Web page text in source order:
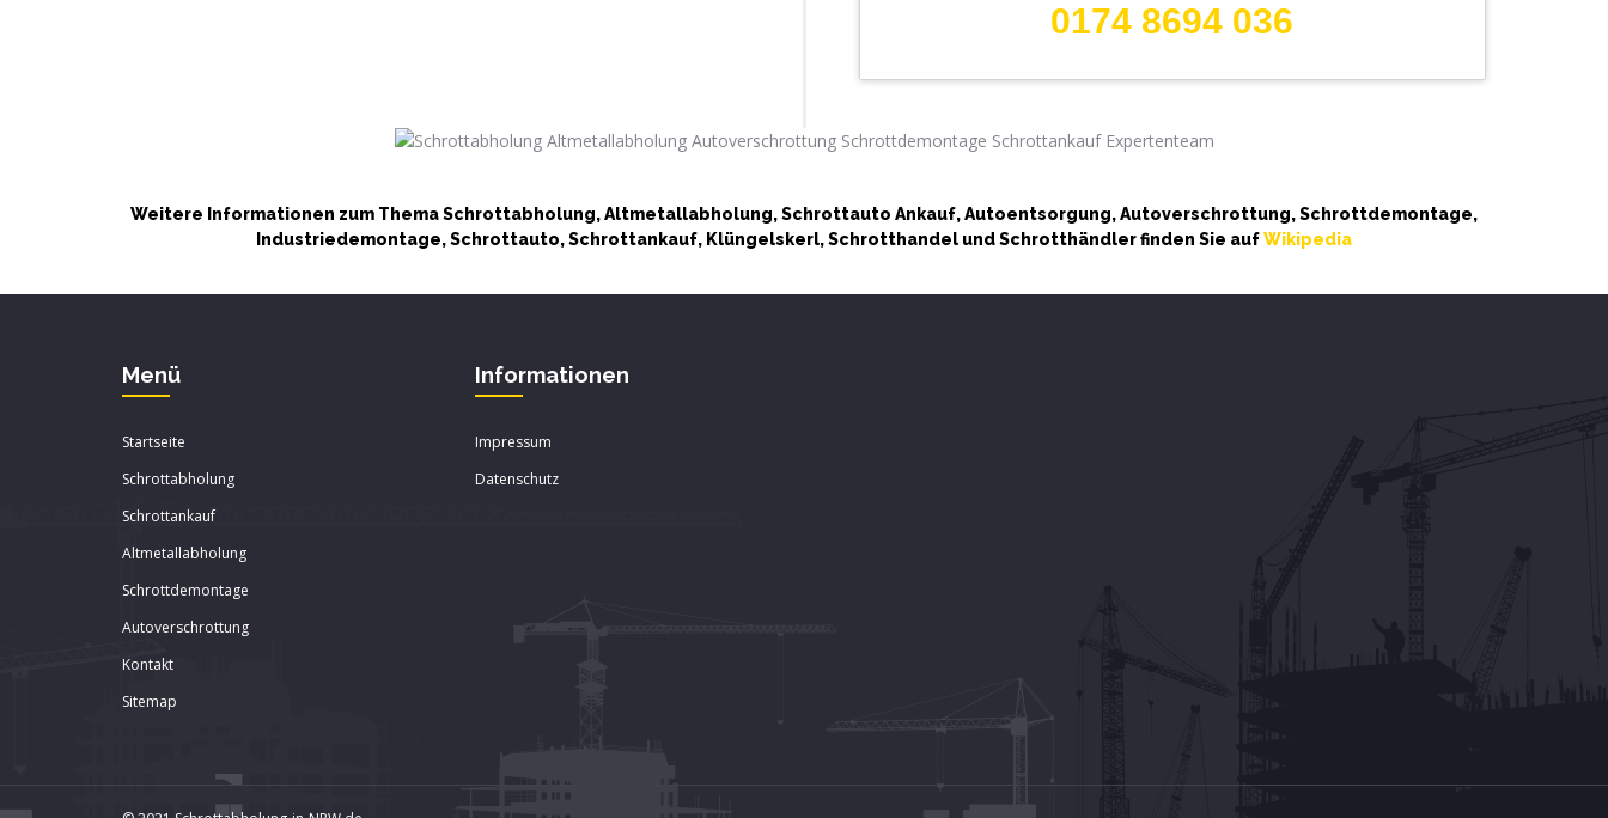
0174 8694 036
Weitere Informationen zum Thema Schrottabholung, Altmetallabholung, Schrottauto Ankauf, Autoentsorgung, Autoverschrottung, Schrottdemontage,
Industriedemontage, Schrottauto, Schrottankauf, Klüngelskerl, Schrotthandel und Schrotthändler finden Sie aufWikipedia
Menü
Startseite
Schrottabholung
Schrottankauf
Altmetallabholung
Schrottdemontage
Autoverschrottung
Kontakt
Sitemap
Informationen
Impressum
Datenschutz